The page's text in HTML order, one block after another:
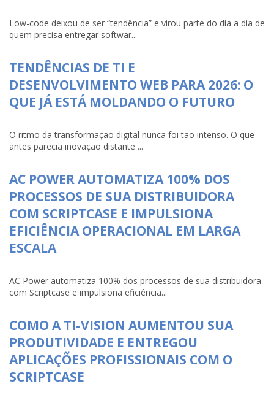
Low-code deixou de ser “tendência” e virou parte do dia a dia de
quem precisa entregar softwar...
TENDÊNCIAS DE TI E
DESENVOLVIMENTO WEB PARA 2026: O
QUE JÁ ESTÁ MOLDANDO O FUTURO
O ritmo da transformação digital nunca foi tão intenso. O que
antes parecia inovação distante ...
AC POWER AUTOMATIZA 100% DOS
PROCESSOS DE SUA DISTRIBUIDORA
COM SCRIPTCASE E IMPULSIONA
EFICIÊNCIA OPERACIONAL EM LARGA
ESCALA
AC Power automatiza 100% dos processos de sua distribuidora
com Scriptcase e impulsiona eficiência...
COMO A TI-VISION AUMENTOU SUA
PRODUTIVIDADE E ENTREGOU
APLICAÇÕES PROFISSIONAIS COM O
SCRIPTCASE